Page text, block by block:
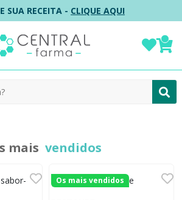
SUA RECEITA - CLIQUE AQUI
mais vendidos
Os mais vendidos